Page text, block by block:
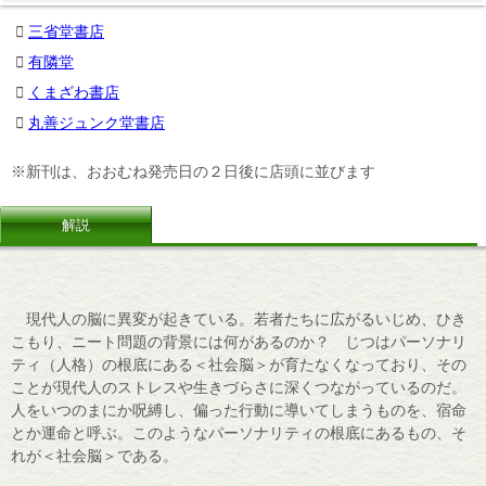
三省堂書店
有隣堂
くまざわ書店
丸善ジュンク堂書店
※新刊は、おおむね発売日の２日後に店頭に並びます
解説
現代人の脳に異変が起きている。若者たちに広がるいじめ、ひき
こもり、ニート問題の背景には何があるのか？ じつはパーソナリ
ティ（人格）の根底にある＜社会脳＞が育たなくなっており、その
ことが現代人のストレスや生きづらさに深くつながっているのだ。
人をいつのまにか呪縛し、偏った行動に導いてしまうものを、宿命
とか運命と呼ぶ。このようなパーソナリティの根底にあるもの、そ
れが＜社会脳＞である。